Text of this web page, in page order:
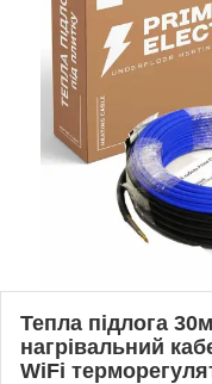
Тепла підлога
нагрівальний
WiFi